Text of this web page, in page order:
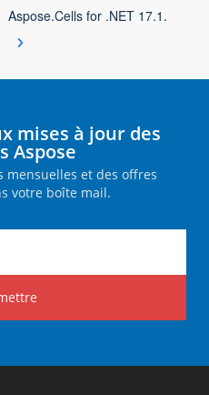
Aspose.Cells for .NET 17.1.
mises à jour des
Aspose
mensuelles et des offres
votre boîte mail.